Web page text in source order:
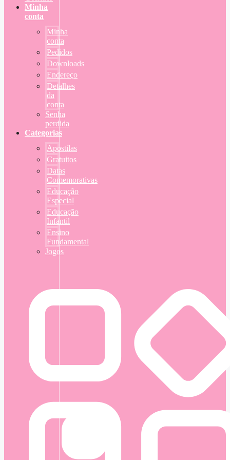
Minha
conta
Minha
conta
Pedidos
Downloads
Endereço
Detalhes
da
conta
Senha
perdida
Categorias
Apostilas
Gratuitos
Datas
Comemorativas
Educação
Especial
Educação
Infantil
Ensino
Fundamental
Jogos